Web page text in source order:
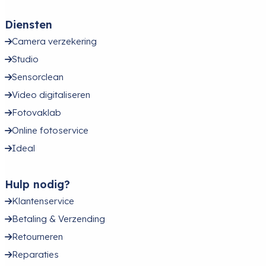
Diensten
Camera verzekering
Studio
Sensorclean
Video digitaliseren
Fotovaklab
Online fotoservice
Ideal
Hulp nodig?
Klantenservice
Betaling & Verzending
Retourneren
Reparaties